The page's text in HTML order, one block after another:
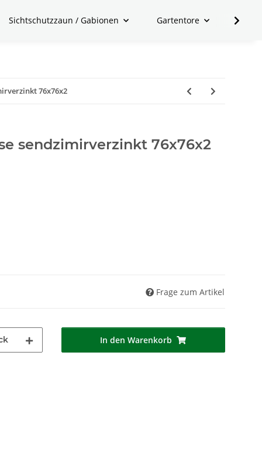
Sichtschutzzaun / Gabionen Gartentore
76x76x2
sendzimirverzinkt 76x76x2
Frage zum Artikel
In den Warenkorb